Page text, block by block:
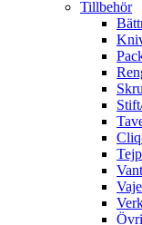
Tillbehör